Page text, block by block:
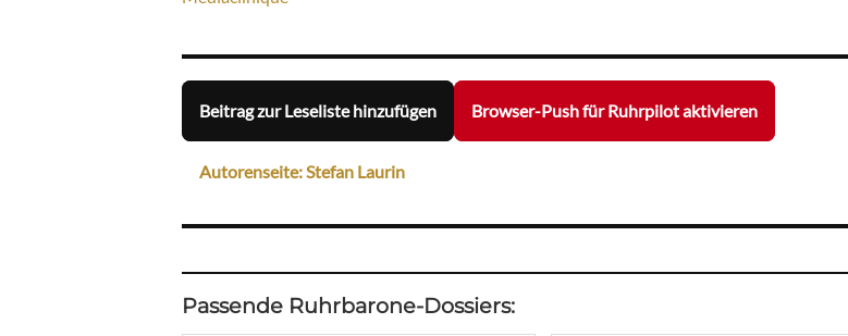
Beitrag zur Leseliste hinzufügen Browser-Push für Ruhrpilot aktivieren
Autorenseite: Stefan Laurin
Passende Ruhrbarone-Dossiers: